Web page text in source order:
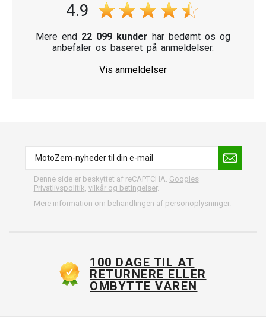
4.9
Mere end 22 099 kunder har bedømt os og
anbefaler os baseret på anmeldelser.
Vis anmeldelser
Denne side er beskyttet af reCAPTCHA. Googles
Privatlivspolitik vilkår og betingelser.
Mere information om behandlingen af personoplysninger.
100 DAGE TIL AT
RETURNERE ELLER
OMBYTTE VAREN